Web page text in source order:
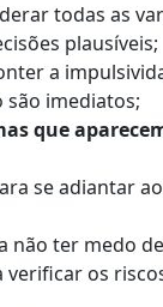
todas as
plausíveis;
a
imediatos;
que
se adiantar
não ter medo
verificar os